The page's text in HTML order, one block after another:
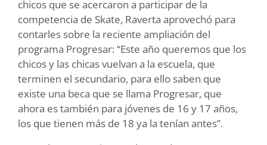
chicos que se acercaron a participar de la
competencia de Skate, Raverta aprovechó para
contarles sobre la reciente ampliación del
programa Progresar: “Este año queremos que los
chicos y las chicas vuelvan a la escuela, que
terminen el secundario, para ello saben que
existe una beca que se llama Progresar, que
ahora es también para jóvenes de 16 y 17 años,
los que tienen más de 18 ya la tenían antes”.